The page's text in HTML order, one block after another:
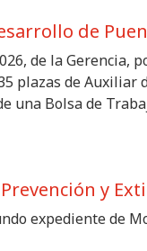
de
de la Gerencia,
plazas de Auxiliar
una Bolsa de
y
expediente de